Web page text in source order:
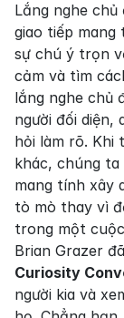
Lắng nghe
giao tiếp mang
sự chú ý trọn
cảm và tìm
lắng nghe chủ
người đối
hỏi làm rõ. Khi
khác, chúng
mang tính xây
tò mò thay vì
trong một
Curiosity
người kia và